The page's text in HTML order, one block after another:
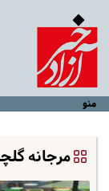
منو
مرجانه